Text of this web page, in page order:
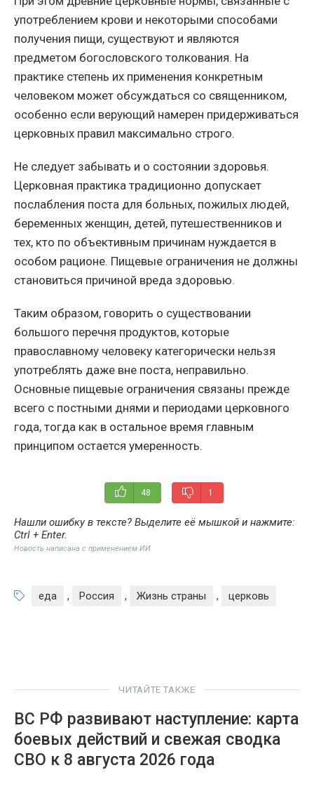
употреблением крови и некоторыми способами
получения пищи, существуют и являются
предметом богословского толкования. На
практике степень их применения конкретным
человеком может обсуждаться со священником,
особенно если верующий намерен придерживаться
церковных правил максимально строго.
Не следует забывать и о состоянии здоровья.
Церковная практика традиционно допускает
послабления поста для больных, пожилых людей,
беременных женщин, детей, путешественников и
тех, кто по объективным причинам нуждается в
особом рационе. Пищевые ограничения не должны
становиться причиной вреда здоровью.
Таким образом, говорить о существовании
большого перечня продуктов, которые
православному человеку категорически нельзя
употреблять даже вне поста, неправильно.
Основные пищевые ограничения связаны прежде
всего с постными днями и периодами церковного
года, тогда как в остальное время главным
принципом остается умеренность.
48 1
Нашли ошибку в тексте? Выделите её мышкой и нажмите:
Ctrl + Enter.
Новость написана с применением ИИ
еда , Россия , Жизнь страны , церковь
ЧИТАЙТЕ ТАКЖЕ
ВС РФ развивают наступление: карта
боевых действий и свежая сводка
СВО к 8 августа 2026 года